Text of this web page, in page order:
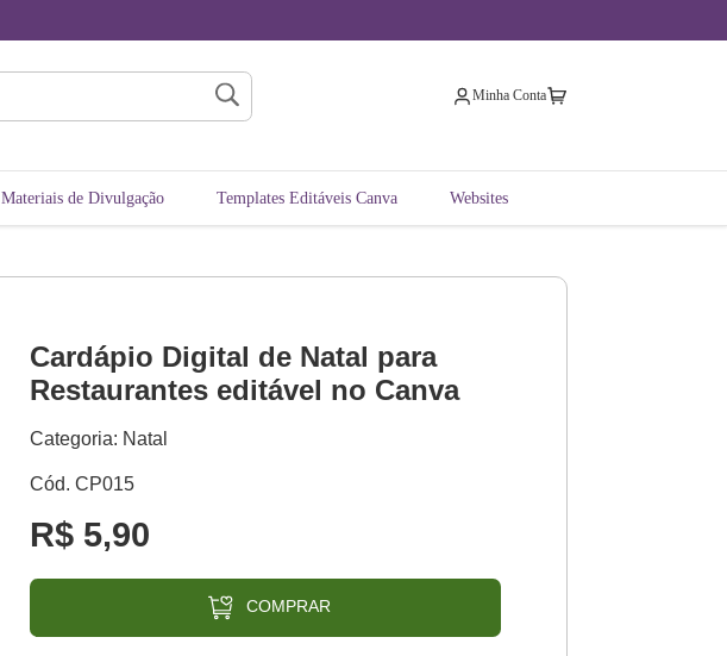
Minha Conta
Materiais de Divulgação Templates Editáveis Canva Websites
Cardápio Digital de Natal para
Restaurantes editável no Canva
Categoria: Natal
Cód. CP015
R$ 5,90
COMPRAR